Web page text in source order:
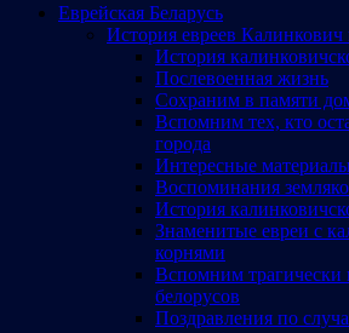
Еврейская Беларусь
История евреев Калинкович
История
Послевоенная жизнь
Сохраним в памяти
Вспомним тех, кто
города
Интересные
Воспоминания
История
Знаменитые евреи с
корнями
Вспомним трагически
белорусов
Поздравления по